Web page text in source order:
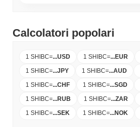
Calcolatori popolari
1 SHIBC=...USD 1 SHIBC=...EUR
1 SHIBC=...JPY 1 SHIBC=...AUD
1 SHIBC=...CHF 1 SHIBC=...SGD
1 SHIBC=...RUB 1 SHIBC=...ZAR
1 SHIBC=...SEK 1 SHIBC=...NOK